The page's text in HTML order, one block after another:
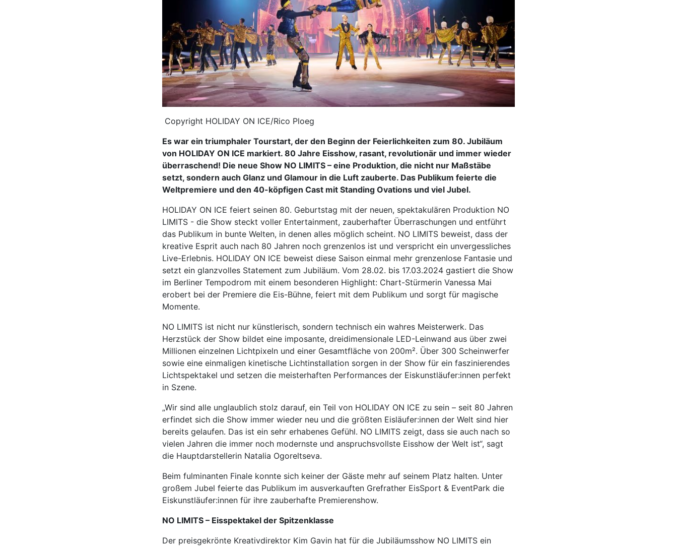
Copyright HOLIDAY ON ICE/Rico Ploeg
Es war ein triumphaler Tourstart, der den Beginn der Feierlichkeiten zum 80. Jubiläum
von HOLIDAY ON ICE markiert. 80 Jahre Eisshow, rasant, revolutionär und immer wieder
überraschend! Die neue Show NO LIMITS – eine Produktion, die nicht nur Maßstäbe
setzt, sondern auch Glanz und Glamour in die Luft zauberte. Das Publikum feierte die
Weltpremiere und den 40-köpfigen Cast mit Standing Ovations und viel Jubel.
HOLIDAY ON ICE feiert seinen 80. Geburtstag mit der neuen, spektakulären Produktion NO
LIMITS - die Show steckt voller Entertainment, zauberhafter Überraschungen und entführt
das Publikum in bunte Welten, in denen alles möglich scheint. NO LIMITS beweist, dass der
kreative Esprit auch nach 80 Jahren noch grenzenlos ist und verspricht ein unvergessliches
Live-Erlebnis. HOLIDAY ON ICE beweist diese Saison einmal mehr grenzenlose Fantasie und
setzt ein glanzvolles Statement zum Jubiläum. Vom 28.02. bis 17.03.2024 gastiert die Show
im Berliner Tempodrom mit einem besonderen Highlight: Chart-Stürmerin Vanessa Mai
erobert bei der Premiere die Eis-Bühne, feiert mit dem Publikum und sorgt für magische
Momente.
NO LIMITS ist nicht nur künstlerisch, sondern technisch ein wahres Meisterwerk. Das
Herzstück der Show bildet eine imposante, dreidimensionale LED-Leinwand aus über zwei
Millionen einzelnen Lichtpixeln und einer Gesamtfläche von 200m². Über 300 Scheinwerfer
sowie eine einmaligen kinetische Lichtinstallation sorgen in der Show für ein faszinierendes
Lichtspektakel und setzen die meisterhaften Performances der Eiskunstläufer:innen perfekt
in Szene.
„Wir sind alle unglaublich stolz darauf, ein Teil von HOLIDAY ON ICE zu sein – seit 80 Jahren
erfindet sich die Show immer wieder neu und die größten Eisläufer:innen der Welt sind hier
bereits gelaufen. Das ist ein sehr erhabenes Gefühl. NO LIMITS zeigt, dass sie auch nach so
vielen Jahren die immer noch modernste und anspruchsvollste Eisshow der Welt ist“, sagt
die Hauptdarstellerin Natalia Ogoreltseva.
Beim fulminanten Finale konnte sich keiner der Gäste mehr auf seinem Platz halten. Unter
großem Jubel feierte das Publikum im ausverkauften Grefrather EisSport & EventPark die
Eiskunstläufer:innen für ihre zauberhafte Premierenshow.
NO LIMITS – Eisspektakel der Spitzenklasse
Der preisgekrönte Kreativdirektor Kim Gavin hat für die Jubiläumsshow NO LIMITS ein